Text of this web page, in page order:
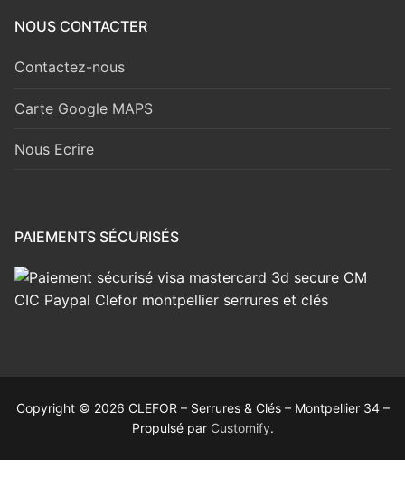
NOUS CONTACTER
Contactez-nous
Carte Google MAPS
Nous Ecrire
PAIEMENTS SÉCURISÉS
Copyright © 2026 CLEFOR – Serrures & Clés – Montpellier 34 –
Propulsé par Customify.